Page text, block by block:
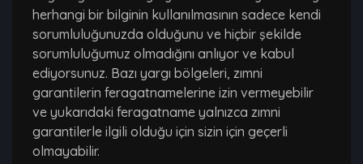
herhangi bir bilginin kullanılmasının sadece kendi
sorumluluğunuzda olduğunu ve hiçbir şekilde
sorumluluğumuz olmadığını anlıyor ve kabul
ediyorsunuz. Bazı yargı bölgeleri, zımni
garantilerin feragatnamelerine izin vermeyebilir
ve yukarıdaki feragatname yalnızca zımni
garantilerle ilgili olduğu için sizin için geçerli
olmayabilir.